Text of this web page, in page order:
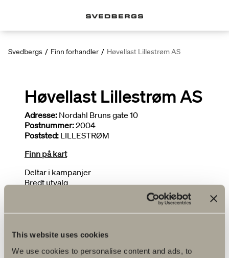
This website uses cookies
We use cookies to personalise content and ads, to
Svedbergs / Finn forhandler / Høvellast Lillestrøm AS
Høvellast Lillestrøm AS
Adresse: Nordahl Bruns gate 10
Postnummer:2004
Poststed: LILLESTRØM
Finn på kart
Deltar i kampanjer
Bredt utvalg